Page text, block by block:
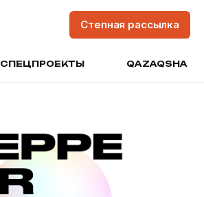
Степная рассылка
СПЕЦПРОЕКТЫ QAZAQSHA